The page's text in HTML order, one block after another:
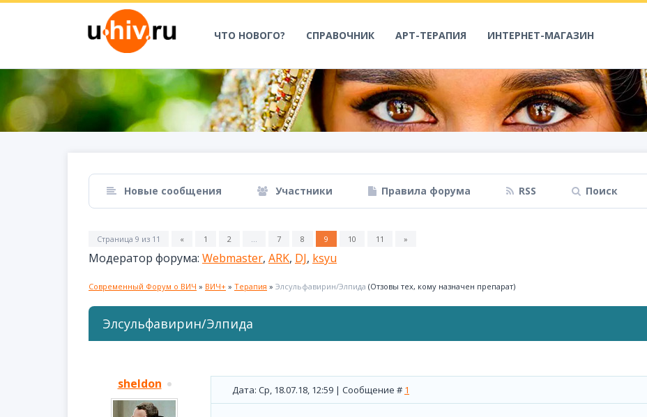
ЧТО НОВОГО? СПРАВОЧНИК АРТ-ТЕРАПИЯ ИНТЕРНЕТ-МАГАЗИН
Новые сообщения Участники Правила форума RSS Поиск
Страница 9 из 11 « 1 2 … 7 8 9 10 11 »
Модератор форума: Webmaster, ARK, DJ, ksyu
Современный Форум о ВИЧ » ВИЧ+ » Терапия » Элсульфавирин/Элпида (Отзовы тех, кому назначен препарат)
Элсульфавирин/Элпида
sheldon Дата: Ср, 18.07.18, 12:59 | Сообщение # 1